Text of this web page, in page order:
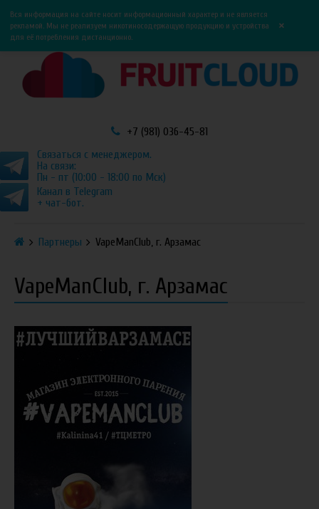
0
Вся информация на сайте носит информационный характер и не является
рекламой. Мы не реализуем никотиносодержащую продукцию и устройства
для её потребления дистанционно.
×
+7 (981) 036-45-81
Связаться с менеджером.
На связи:
Пн - пт (10:00 - 18:00 по Мск)
Канал в Telegram
+ чат-бот.
Партнеры VapeManClub, г. Арзамас
VapeManClub, г. Арзамас